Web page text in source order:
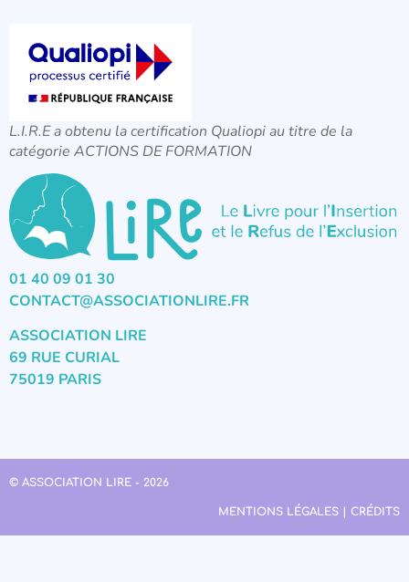
L.I.R.E a obtenu la certification Qualiopi au titre de la
catégorie ACTIONS DE FORMATION
01 40 09 01 30
CONTACT@ASSOCIATIONLIRE.FR
ASSOCIATION LIRE
69 RUE CURIAL
75019 PARIS
© ASSOCIATION LIRE - 2026
MENTIONS LÉGALES | CRÉDITS